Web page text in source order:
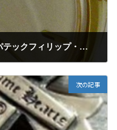
一福久留米店にて【 PHILIPPE】パテックフィリップ・ビッグカラトラバ・K18金・金無垢の腕時計を高額買取しました
次の記事